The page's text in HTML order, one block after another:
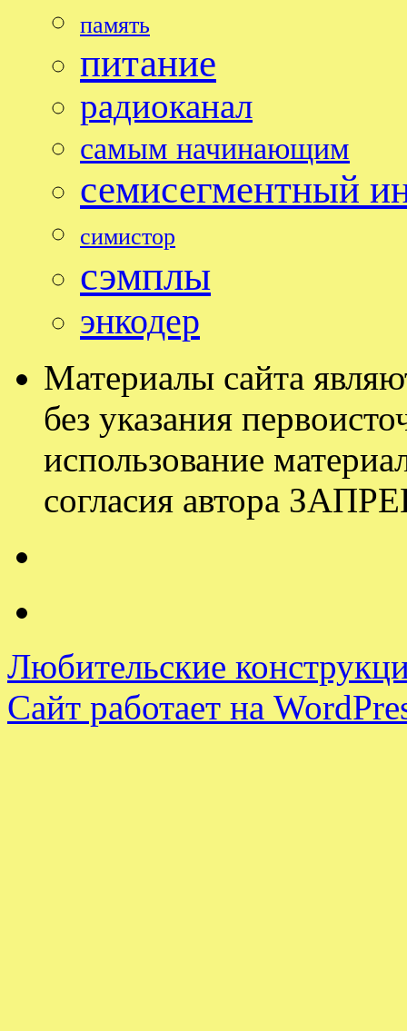
память
питание
радиоканал
самым начинающим
семисегментный
симистор
сэмплы
энкодер
Материалы сайта
без указания
использование
согласия автора
Любительские
Сайт работает на